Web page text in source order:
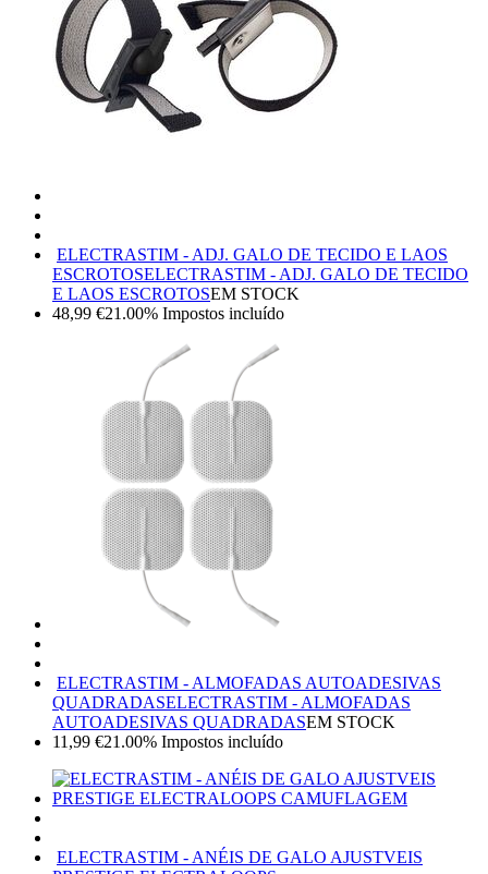
ELECTRASTIM - ADJ. GALO DE TECIDO E LAOS
ESCROTOSELECTRASTIM - ADJ. GALO DE TECIDO
E LAOS ESCROTOSEM STOCK
48,99 €21.00% Impostos incluído
ELECTRASTIM - ALMOFADAS AUTOADESIVAS
QUADRADASELECTRASTIM - ALMOFADAS
AUTOADESIVAS QUADRADASEM STOCK
11,99 €21.00% Impostos incluído
ELECTRASTIM - ANÉIS DE GALO AJUSTVEIS